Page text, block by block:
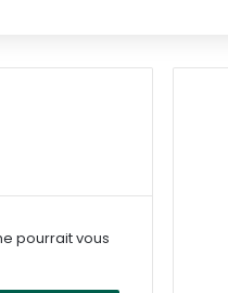
pourrait vous